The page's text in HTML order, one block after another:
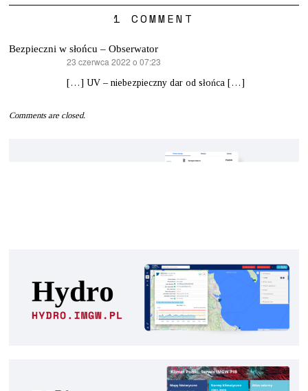
1 COMMENT
Bezpieczni w słońcu – Obserwator
23 czerwca 2022 o 07:23
[…] UV – niebezpieczny dar od słońca […]
Comments are closed.